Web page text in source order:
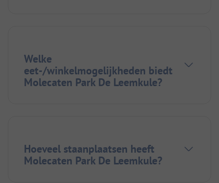
Welke
eet-/winkelmogelijkheden biedt
Molecaten Park De Leemkule?
Hoeveel staanplaatsen heeft
Molecaten Park De Leemkule?